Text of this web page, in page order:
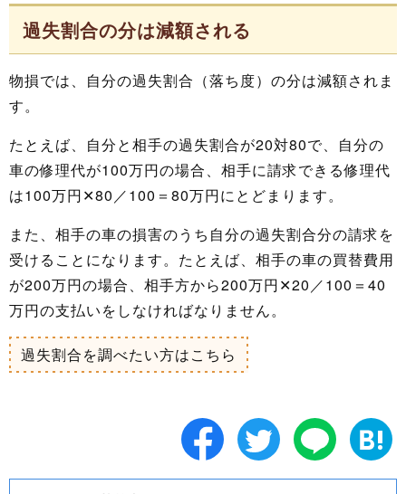
過失割合の分は減額される
物損では、自分の過失割合（落ち度）の分は減額されま
す。
たとえば、自分と相手の過失割合が20対80で、自分の
車の修理代が100万円の場合、相手に請求できる修理代
は100万円✕80／100＝80万円にとどまります。
また、相手の車の損害のうち自分の過失割合分の請求を
受けることになります。たとえば、相手の車の買替費用
が200万円の場合、相手方から200万円✕20／100＝40
万円の支払いをしなければなりません。
過失割合を調べたい方はこちら